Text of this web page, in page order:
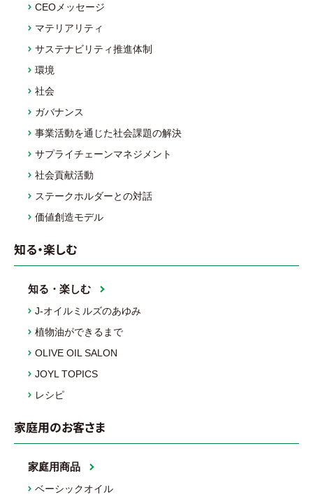
CEOメッセージ
マテリアリティ
サステナビリティ推進体制
環境
社会
ガバナンス
事業活動を通じた社会課題の解決
サプライチェーンマネジメント
社会貢献活動
ステークホルダーとの対話
価値創造モデル
知る・楽しむ
知る・楽しむ
J-オイルミルズのあゆみ
植物油ができるまで
OLIVE OIL SALON
JOYL TOPICS
レシピ
家庭用のお客さま
家庭用商品
ベーシックオイル